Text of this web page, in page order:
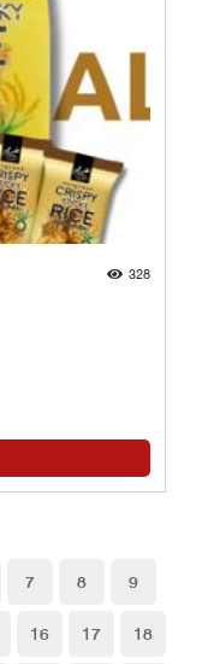
328
7 8
9
16 17
18